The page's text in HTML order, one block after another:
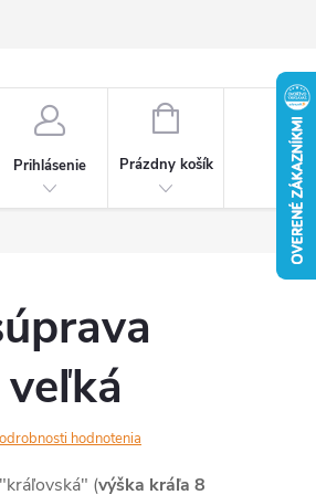
Prihlásenie
NÁKUPNÝ
Prázdny košík
hodnotenia
(výška kráľa 8